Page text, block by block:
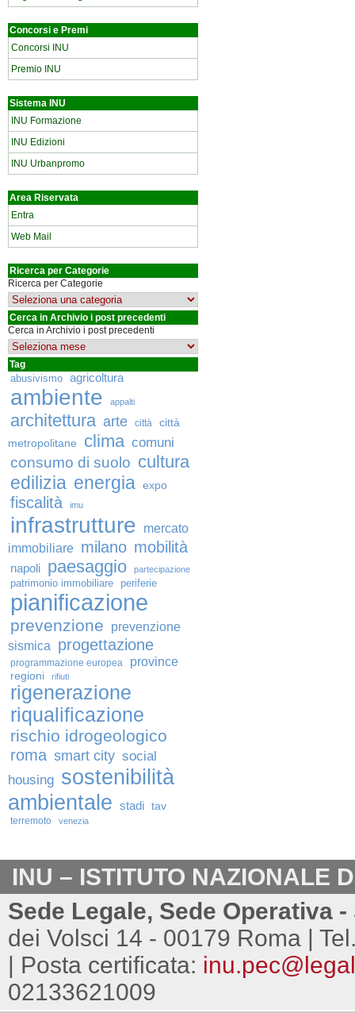
Concorsi e Premi
Concorsi INU
Premio INU
Sistema INU
INU Formazione
INU Edizioni
INU Urbanpromo
Area Riservata
Entra
Web Mail
Ricerca per Categorie
Ricerca per Categorie
Cerca in Archivio i post precedenti
Cerca in Archivio i post precedenti
Tag
abusivismo agricoltura
ambiente appalti
architettura arte città
città
metropolitane
clima comuni
consumo di suolo cultura
edilizia energia expo
fiscalità imu
infrastrutture
mercato
immobiliare milano mobilità
napoli paesaggio partecipazione
patrimonio immobiliare periferie
pianificazione
prevenzione
prevenzione
sismica
progettazione
programmazione europea province
regioni rifiuti
rigenerazione
riqualificazione
rischio idrogeologico
roma smart city social
housing sostenibilità
ambientale stadi tav
terremoto venezia
INU – ISTITUTO NAZIONALE
Sede Legale, Sede Operativa
dei Volsci 14 - 00179 Roma |
| Posta certificata:
02133621009